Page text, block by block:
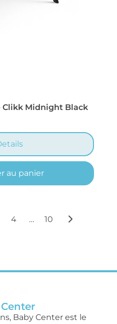
Clikk Midnight Black
au panier
4 … 10
Baby Center est le